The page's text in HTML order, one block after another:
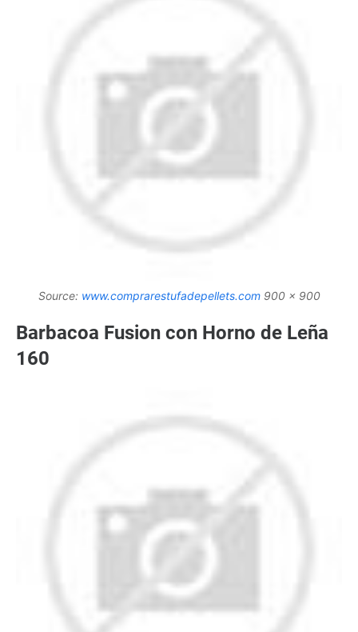
Source: www.comprarestufadepellets.com900 x 900
Barbacoa Fusion con Horno de Leña
160